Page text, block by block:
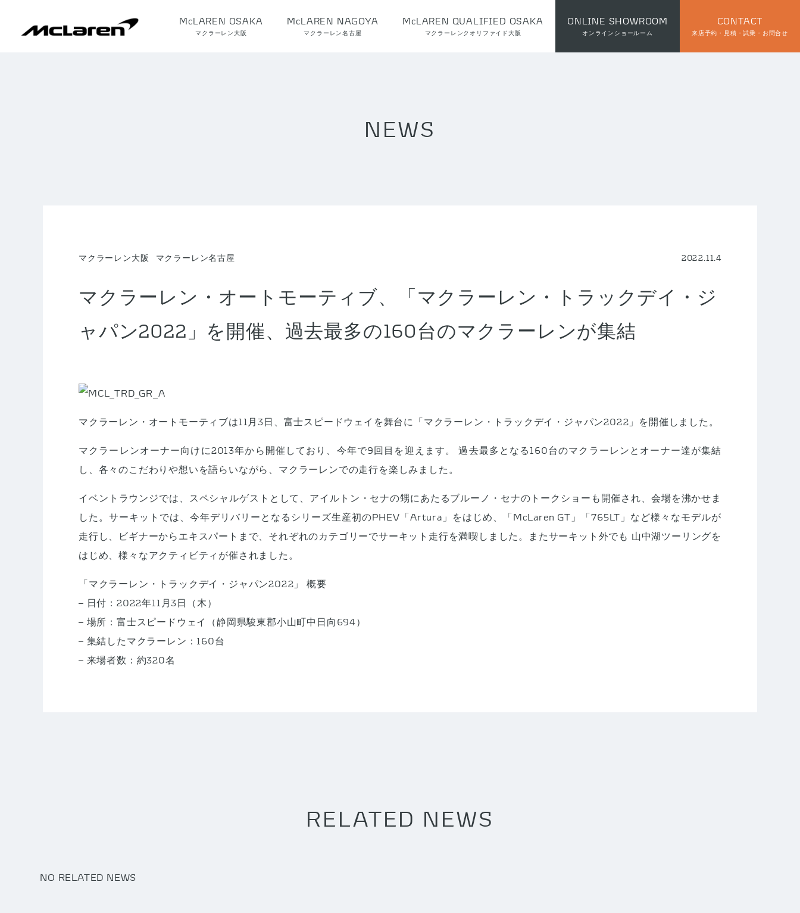
McLAREN OSAKA
マクラーレン大阪
McLAREN NAGOYA
マクラーレン名古屋
McLAREN QUALIFIED OSAKA
マクラーレンクオリファイド大阪
ONLINE SHOWROOM
オンラインショールーム
CONTACT
来店予約・見積・試乗・お問合せ
NEWS
マクラーレン大阪 マクラーレン名古屋 2022.11.4
マクラーレン・オートモーティブ、「マクラーレン・トラックデイ・ジ
ャパン2022」を開催、過去最多の160台のマクラーレンが集結
マクラーレン・オートモーティブは11月3日、富士スピードウェイを舞台に「マクラーレン・トラックデイ・ジャパン2022」を開催しました。
マクラーレンオーナー向けに2013年から開催しており、今年で9回目を迎えます。 過去最多となる160台のマクラーレンとオーナー達が集結
し、各々のこだわりや想いを語らいながら、マクラーレンでの走行を楽しみました。
イベントラウンジでは、スペシャルゲストとして、アイルトン・セナの甥にあたるブルーノ・セナのトークショーも開催され、会場を沸かせま
した。サーキットでは、今年デリバリーとなるシリーズ生産初のPHEV「Artura」をはじめ、「McLaren GT」「765LT」など様々なモデルが
走行し、ビギナーからエキスパートまで、それぞれのカテゴリーでサーキット走行を満喫しました。またサーキット外でも 山中湖ツーリングを
はじめ、様々なアクティビティが催されました。
「マクラーレン・トラックデイ・ジャパン2022」 概要
– 日付：2022年11月3日（木）
– 場所：富士スピードウェイ（静岡県駿東郡小山町中日向694）
– 集結したマクラーレン：160台
– 来場者数：約320名
RELATED NEWS
NO RELATED NEWS